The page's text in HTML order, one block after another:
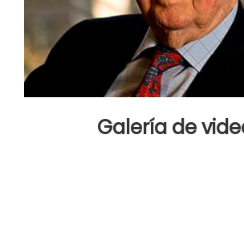
Galería de